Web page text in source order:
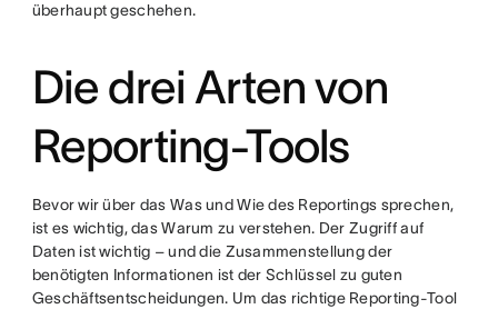
überhaupt geschehen.
Die drei Arten von
Reporting-Tools
Bevor wir über das Was und Wie des Reportings sprechen,
ist es wichtig, das Warum zu verstehen. Der Zugriff auf
Daten ist wichtig – und die Zusammenstellung der
benötigten Informationen ist der Schlüssel zu guten
Geschäftsentscheidungen. Um das richtige Reporting-Tool